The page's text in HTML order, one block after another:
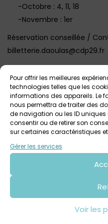
Pour offrir les meilleures
technologies telles que les
informations des appareils. Le
nous permettra de traiter des
de navigation ou les ID uniques
consentir ou de retirer son
sur certaines caractéristiques
Gérer les services
Voir les
-Octobre : 4, 11, 18
-Novembre : 1er
Réservation conseillée /
billetterie.daoulas@cdp29.fr‎
Autres